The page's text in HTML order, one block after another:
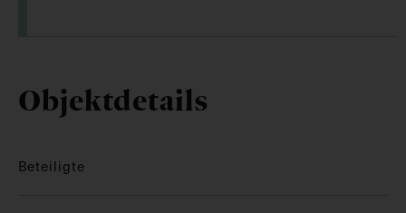
Objektdetails
Beteiligte